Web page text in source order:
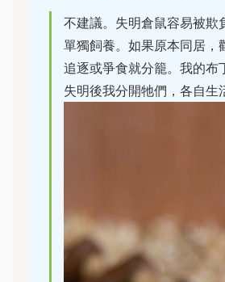
不建議。失明倉鼠容易被欺
單獨飼養。如果原本同居，
追逐或爭食就分籠。我的布
失明後我分開牠們，各自生